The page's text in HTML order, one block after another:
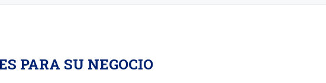
PARA SU NEGOCIO